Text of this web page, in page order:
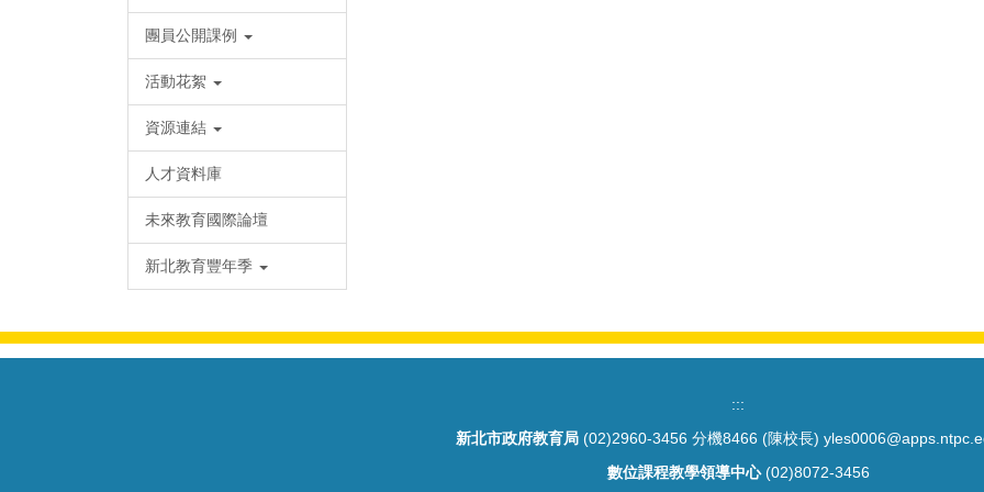
團員公開課例
活動花絮
資源連結
人才資料庫
未來教育國際論壇
新北教育豐年季
:::
新北市政府教育局 (02)2960-3456 分機8466 (陳校長)
數位課程教學領導中心(02)8072-3456